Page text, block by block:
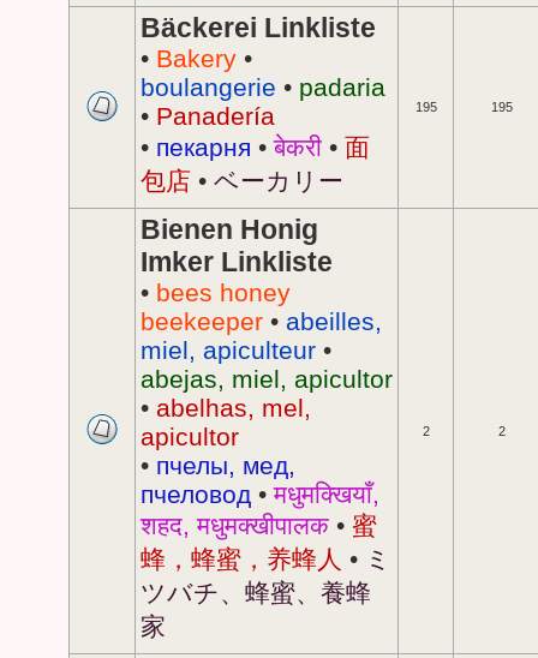
Bäckerei Linkliste
• Bakery •
boulangerie • padaria
• Panadería
• пекарня •बेकरी • 面
包店 • ベーカリー
195 195
Bienen Honig
Imker Linkliste
• bees honey
beekeeper • abeilles,
miel, apiculteur •
abejas, miel, apicultor
• abelhas, mel,
apicultor
• пчелы, мед,
пчеловод •मधुमक्खियाँ,
शहद, मधुमक्खीपालक • 蜜
蜂，蜂蜜，养蜂人 • ミ
ツバチ、蜂蜜、養蜂
家
2 2